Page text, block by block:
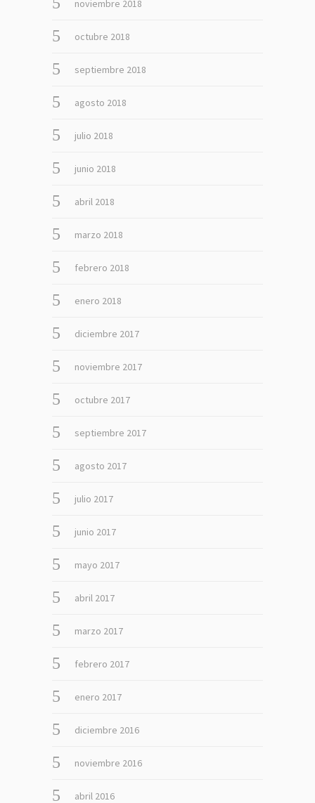
noviembre 2018
octubre 2018
septiembre 2018
agosto 2018
julio 2018
junio 2018
abril 2018
marzo 2018
febrero 2018
enero 2018
diciembre 2017
noviembre 2017
octubre 2017
septiembre 2017
agosto 2017
julio 2017
junio 2017
mayo 2017
abril 2017
marzo 2017
febrero 2017
enero 2017
diciembre 2016
noviembre 2016
abril 2016